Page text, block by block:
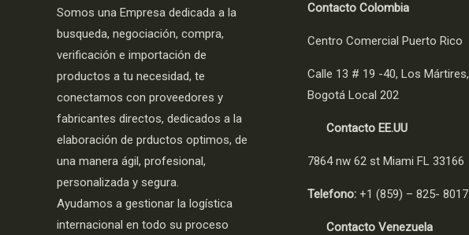
Somos una Empresa dedicada a la
busqueda, negociación, compra,
verificación e importación de
productos a tu necesidad, te
conectamos con proveedores y
fabricantes directos, dedicados a la
elaboración de prductos optimos, de
una manera ágil, profesional,
personalizada y segura.
Ayudamos a gestionar la logística
internacional en todo su proceso
Contacto Colombia
Centro Comercial Puerto Rico
Calle 13 # 19 -40, Los Mártires,
Bogotá Local 202
Contacto EE.UU
7864 nw 62 st Miami FL 33166
Telefono:+1 (859) – 825- 8017
Contacto Venezuela